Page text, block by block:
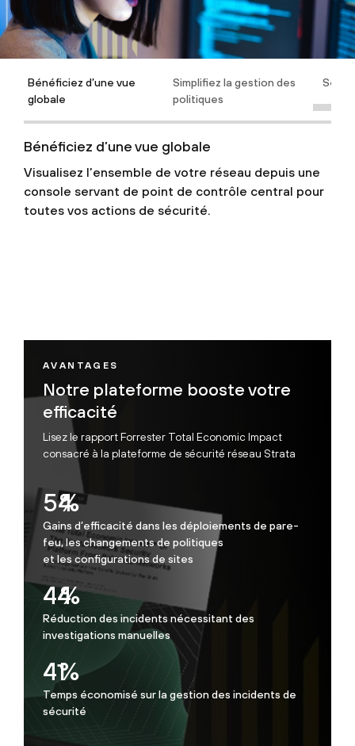
Bénéficiez d’une vue
globale
Simplifiez la gestion des
politiques
Bénéficiez d’une vue globale
Visualisez l’ensemble de votre réseau depuis une
console servant de point de contrôle central pour
toutes vos actions de sécurité.
AVANTAGES
Notre plateforme booste votre
efficacité
Lisez le rapport Forrester Total Economic Impact
consacré à la plateforme de sécurité réseau Strata
77%
Gains d’efficacité dans les déploiements de pare-
feu, les changements de politiques
et les configurations de sites
62%
Réduction des incidents nécessitant des
investigations manuelles
58
%
Temps économisé sur la gestion des incidents de
sécurité